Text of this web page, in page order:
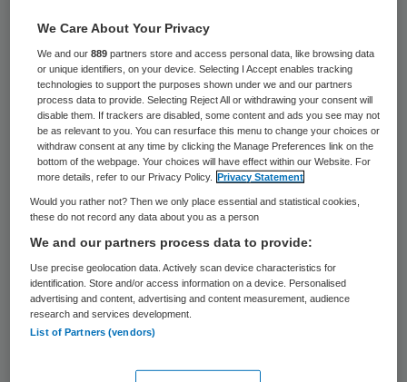
De subsidieregeling ‘noodzakelijke medische
zorg’ is ingesteld om financiële
belemmeringen weg te nemen voor
noodzakelijke medische zorg aan mensen
metverward gedragzonder
zorgverzekering. De regeling moet
gemeenten in staat stellen om snel te
handelen als ze te maken krijgen met
medische zorg aan dak- en thuislozen en
mensen met verward gedrag. De kosten
stegen van 18,3 miljoen euro in 2019, 34,5
miljoen euro in 2020 naar 44,5 miljoen euro
We Care About Your Privacy
We and our889 partners store and access personal data, like browsing data
or unique identifiers, on your device. Selecting I Accept enables tracking
technologies to support the purposes shown under we and our partners
process data to provide. Selecting Reject All or withdrawing your consent will
disable them. If trackers are disabled, some content and ads you see may not
be as relevant to you. You can resurface this menu to change your choices or
withdraw consent at any time by clicking the Manage Preferences link on the
bottom of the webpage. Your choices will have effect within our Website. For
more details, refer to our Privacy Policy.
Privacy Statement
Would you rather not? Then we only place essential and statistical cookies,
these do not record any data about you as a person
We and our partners process data to provide:
Use precise geolocation data. Actively scan device characteristics for
identification. Store and/or access information on a device. Personalised
advertising and content, advertising and content measurement, audience
research and services development.
List of Partners (vendors)